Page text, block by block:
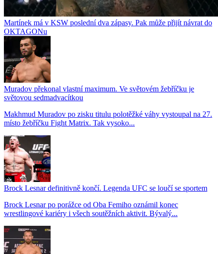
Martínek má v KSW poslední dva zápasy. Pak může přijít návrat do
OKTAGONu
Muradov překonal vlastní maximum. Ve světovém žebříčku je
světovou sedmadvacítkou
Makhmud Muradov po zisku titulu polotěžké váhy vystoupal na 27.
místo žebříčku Fight Matrix. Tak vysoko...
Brock Lesnar definitivně končí. Legenda UFC se loučí se sportem
Brock Lesnar po porážce od Oba Femiho oznámil konec
wrestlingové kariéry i všech soutěžních aktivit. Bývalý...